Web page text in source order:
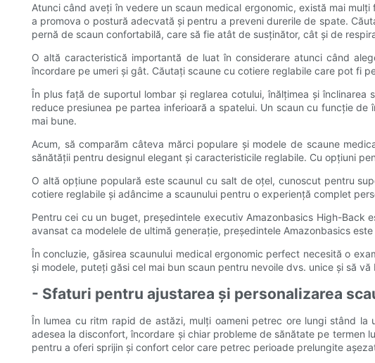
Atunci când aveți în vedere un scaun medical ergonomic, există mai
a promova o postură adecvată și pentru a preveni durerile de spate.
pernă de scaun confortabilă, care să fie atât de susținător, cât și de
O altă caracteristică importantă de luat în considerare atunci când
încordare pe umeri și gât. Căutați scaune cu cotiere reglabile care pot fi
În plus față de suportul lombar și reglarea cotului, înălțimea și
reduce presiunea pe partea inferioară a spatelui. Un scaun cu funcție
mai bune.
Acum, să comparăm câteva mărci populare și modele de scaune
sănătății pentru designul elegant și caracteristicile reglabile. Cu opțiuni
O altă opțiune populară este scaunul cu salt de oțel, cunoscut pentru
cotiere reglabile și adâncime a scaunului pentru o experiență complet
Pentru cei cu un buget, președintele executiv Amazonbasics High-
avansat ca modelele de ultimă generație, președintele Amazonbasics
În concluzie, găsirea scaunului medical ergonomic perfect necesită o
și modele, puteți găsi cel mai bun scaun pentru nevoile dvs. unice și să
- Sfaturi pentru ajustarea și personalizarea
În lumea cu ritm rapid de astăzi, mulți oameni petrec ore lungi stând
adesea la disconfort, încordare și chiar probleme de sănătate pe termen
pentru a oferi sprijin și confort celor care petrec perioade prelungite